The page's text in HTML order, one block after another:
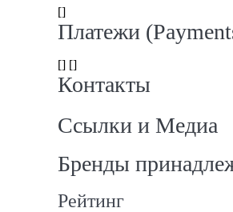
[]
Платежи
[] []
Контакты
Ссылки и Медиа
Бренды
Рейтинг